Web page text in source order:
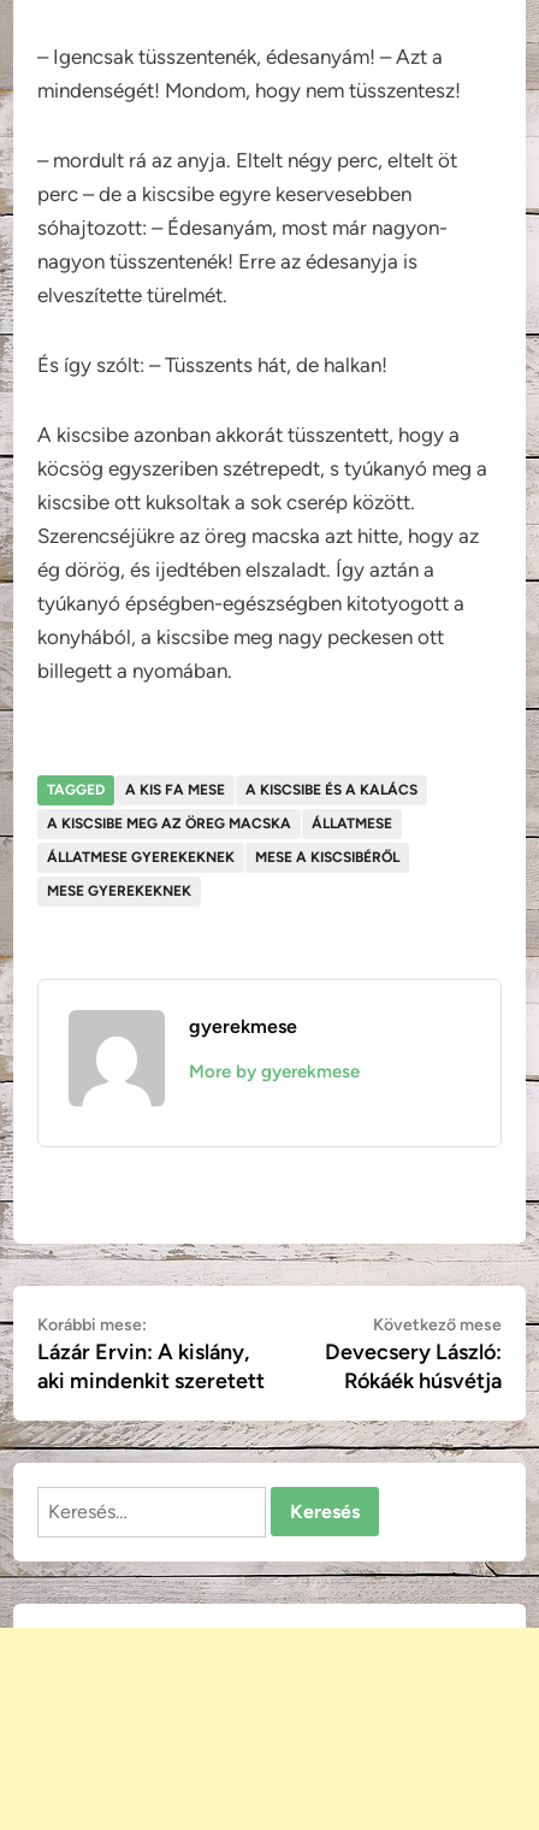
– Igencsak tüsszentenék, édesanyám! – Azt a
mindenségét! Mondom, hogy nem tüsszentesz!
– mordult rá az anyja. Eltelt négy perc, eltelt öt
perc – de a kiscsibe egyre keservesebben
sóhajtozott: – Édesanyám, most már nagyon-
nagyon tüsszentenék! Erre az édesanyja is
elveszítette türelmét.
És így szólt: – Tüsszents hát, de halkan!
A kiscsibe azonban akkorát tüsszentett, hogy a
köcsög egyszeriben szétrepedt, s tyúkanyó meg a
kiscsibe ott kuksoltak a sok cserép között.
Szerencséjükre az öreg macska azt hitte, hogy az
ég dörög, és ijedtében elszaladt. Így aztán a
tyúkanyó épségben-egészségben kitotyogott a
konyhából, a kiscsibe meg nagy peckesen ott
billegett a nyomában.
TAGGED A KIS FA MESE
A KISCSIBE ÉS A KALÁCS
A KISCSIBE MEG AZ ÖREG MACSKA
ÁLLATMESE
ÁLLATMESE GYEREKEKNEK
MESE A KISCSIBÉRŐL
MESE GYEREKEKNEK
gyerekmese
More by gyerekmese
Bejegyzés
navigáció
Korábbi mese:
mese:
Lázár Ervin: A kislány,
aki mindenkit szeretett
Következő mese
Devecsery László:
Rókáék húsvétja
Keresés: